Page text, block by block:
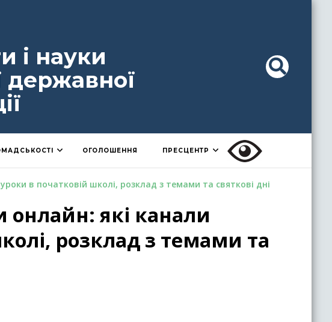
і науки
державної
ОГОЛОШЕННЯ ПРЕСЦЕНТР
в початковій школі, розклад з темами та святкові дні
онлайн: які канали
розклад з темами та